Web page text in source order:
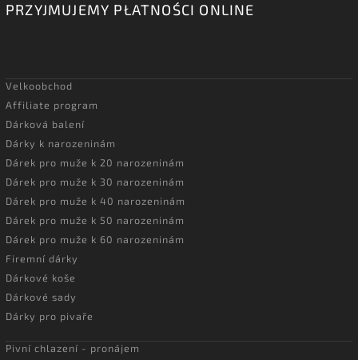
PRZYJMUJEMY PŁATNOŚCI ONLINE
Velkoobchod
Affiliate program
Dárková balení
Dárky k narozeninám
Dárek pro muže k 20 narozeninám
Dárek pro muže k 30 narozeninám
Dárek pro muže k 40 narozeninám
Dárek pro muže k 50 narozeninám
Dárek pro muže k 60 narozeninám
Firemní dárky
Dárkové koše
Dárkové sady
Dárky pro pivaře
Pivní chlazení - pronájem